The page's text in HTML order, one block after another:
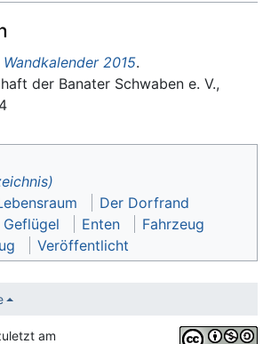
2015.
der Banater Schwaben e. V.,
Der Dorfrand
Geflügel Enten
Fahrzeug
Veröffentlicht
am